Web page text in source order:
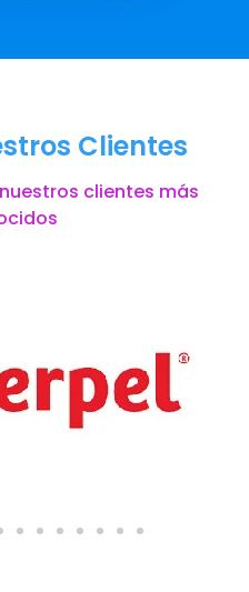
Clientes
clientes más